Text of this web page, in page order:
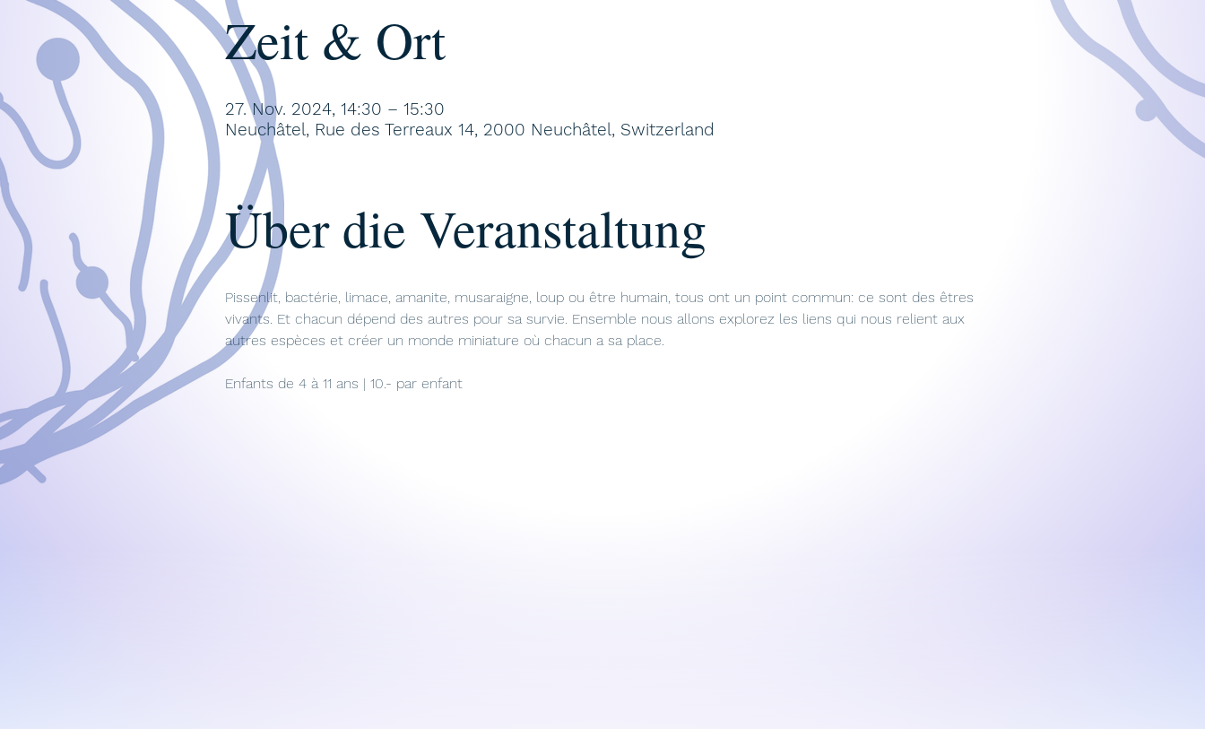
Zeit & Ort
27. Nov. 2024, 14:30 – 15:30
Neuchâtel, Rue des Terreaux 14, 2000 Neuchâtel, Switzerland
Über die Veranstaltung
Pissenlit, bactérie, limace, amanite, musaraigne, loup ou être humain, tous ont un point commun: ce sont des êtres
vivants. Et chacun dépend des autres pour sa survie. Ensemble nous allons explorez les liens qui nous relient aux
autres espèces et créer un monde miniature où chacun a sa place.
Enfants de 4 à 11 ans | 10.- par enfant